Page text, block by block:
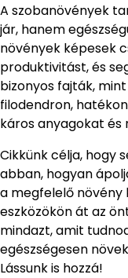
A szobanövények
jár, hanem
növények képesek
produktivitást, és
bizonyos fajták,
filodendron,
káros anyagokat és
Cikkünk célja, hogy
abban, hogyan
a megfelelő növény
eszközökön át az
mindazt, amit
egészségesen
Lássunk is hozzá!